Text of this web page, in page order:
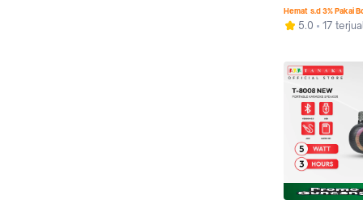
1 Tahun Suara
Desain Oval
Hemat s.d 3% Pakai
5.0 17